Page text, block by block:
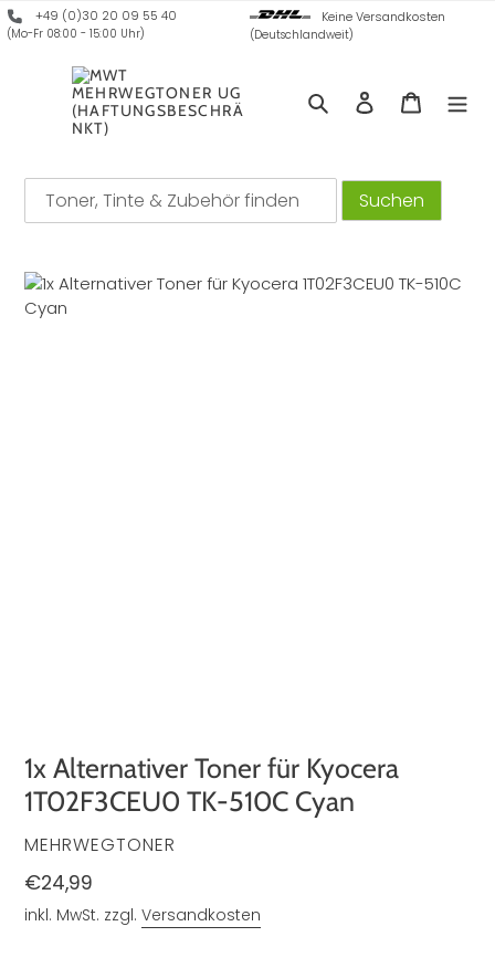
Direkt
zum
+49 (0)30 20 09 55 40
(Mo-Fr 08:00 - 15:00 Uhr)
Keine Versandkosten
(Deutschlandweit)
Suchen Einloggen
1x Alternativer Toner für Kyocera
1T02F3CEU0 TK-510C Cyan
VERKÄUFER
MEHRWEGTONER
Normaler
Preis
€24,99
inkl. MwSt. zzgl. Versandkosten